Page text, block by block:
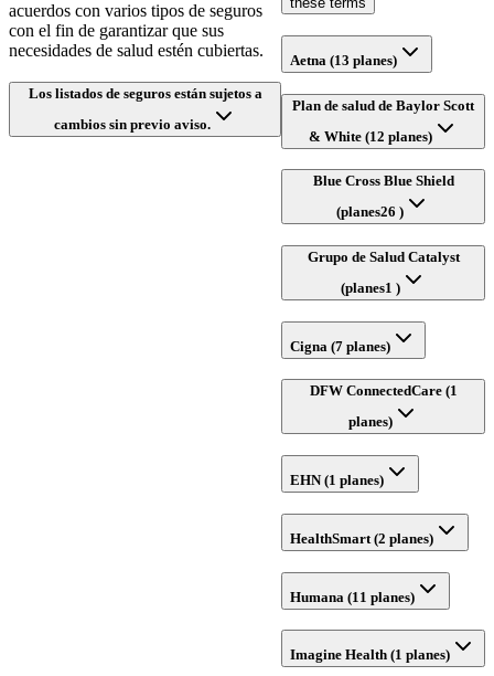
acuerdos con varios tipos de seguros
con el fin de garantizar que sus
necesidades de salud estén cubiertas.
Los listados de seguros están sujetos a
cambios sin previo aviso.
Aetna (13 planes)
Plan de salud de Baylor Scott
& White (12 planes)
Blue Cross Blue Shield
(planes26 )
Grupo de Salud Catalyst
(planes1 )
Cigna (7 planes)
DFW ConnectedCare (1
planes)
EHN (1 planes)
HealthSmart (2 planes)
Humana (11 planes)
Imagine Health (1 planes)